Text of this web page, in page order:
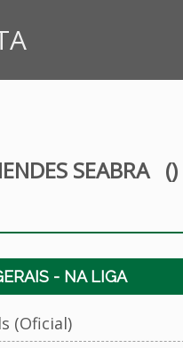
SEABRA ()
- NA LIGA
(Oficial)